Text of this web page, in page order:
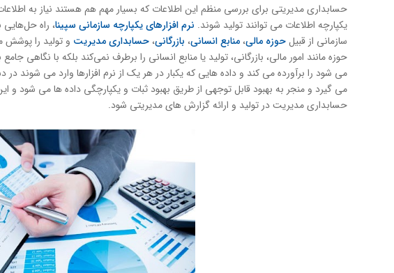
حسابداری مدیریتی برای بررسی منظم این اطلاعات كه بسیار مهم هم هستند نیاز به
یكپارچه اطلاعات می توانند تولید شوند. نرم افزارهای یكپارچه سازمانی سپینا، راه
سازمانی از قبیلحوزه مالی، منابع انسانی، بازرگانی، حسابداری مدیریت و تولید را پوشش
حوزه مانند امور مالی، بازرگانی، تولید یا منابع انسانی را برطرف نمی‌کند بلکه با نگاهی
می شود را برآورده می کند و داده هایی که یکبار در هر یک از نرم افزارها وارد می شوند در
می گیرد و منجر به بهبود قابل توجهی از طریق بهبود ثبات و یکپارچگی داده ها می شود و
حسابداری مدیریت در تولید و ارائه گزارش های مدیریتی شود.